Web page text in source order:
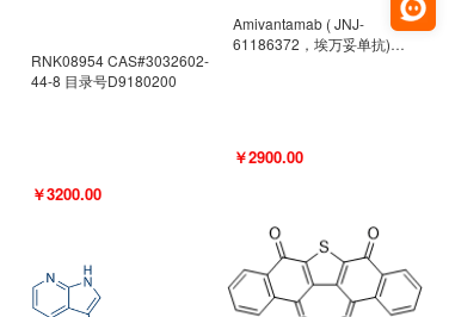
RNK08954 CAS#3032602-
44-8 目录号D9180200
￥3200.00
Amivantamab ( JNJ-
61186372，埃万妥单抗)
￥2900.00